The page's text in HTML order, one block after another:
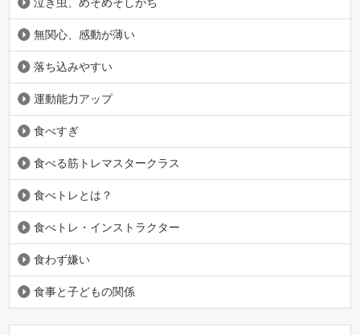
無関心、感動が薄い
落ち込みやすい
運動能力アップ
食べすぎ
食べる筋トレマスタークラス
食べトレとは？
食べトレ・インストラクター
食わず嫌い
食事と子どもの関係